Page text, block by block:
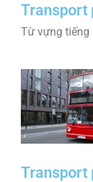
Transport
Từ vựng tiếng
Transport